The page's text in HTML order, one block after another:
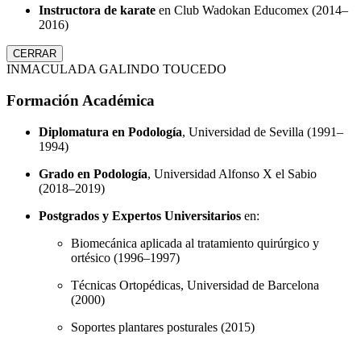
Instructora de karate en Club Wadokan Educomex (2014–
2016)
CERRAR
INMACULADA GALINDO TOUCEDO
Formación Académica
Diplomatura en Podología, Universidad de Sevilla (1991–
1994)
Grado en Podología, Universidad Alfonso X el Sabio
(2018–2019)
Postgrados y Expertos Universitarios en:
Biomecánica aplicada al tratamiento quirúrgico y
ortésico (1996–1997)
Técnicas Ortopédicas, Universidad de Barcelona
(2000)
Soportes plantares posturales (2015)